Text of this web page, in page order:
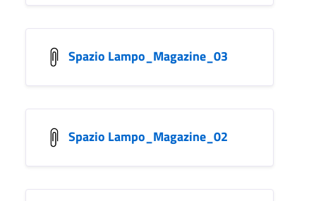
Spazio Lampo_Magazine_03
Spazio Lampo_Magazine_02